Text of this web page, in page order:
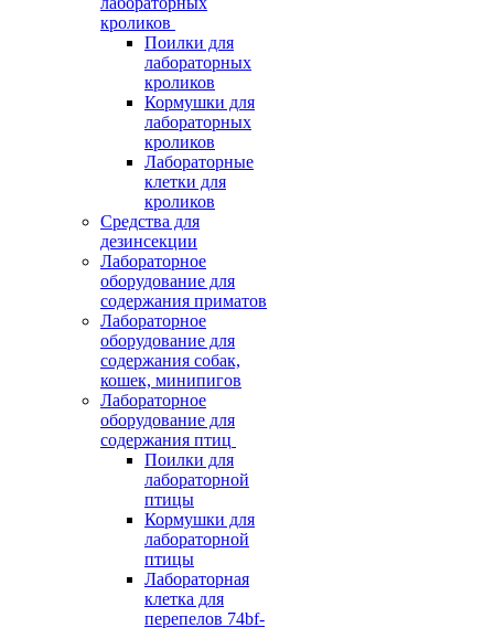
кроликов
Поилки для
лабораторных
кроликов
Кормушки для
лабораторных
кроликов
Лабораторные
клетки для
кроликов
Средства для
дезинсекции
Лабораторное
оборудование для
содержания приматов
Лабораторное
оборудование для
содержания собак,
кошек, минипигов
Лабораторное
оборудование для
содержания птиц
Поилки для
лабораторной
птицы
Кормушки для
лабораторной
птицы
Лабораторная
клетка для
перепелов 74bf-